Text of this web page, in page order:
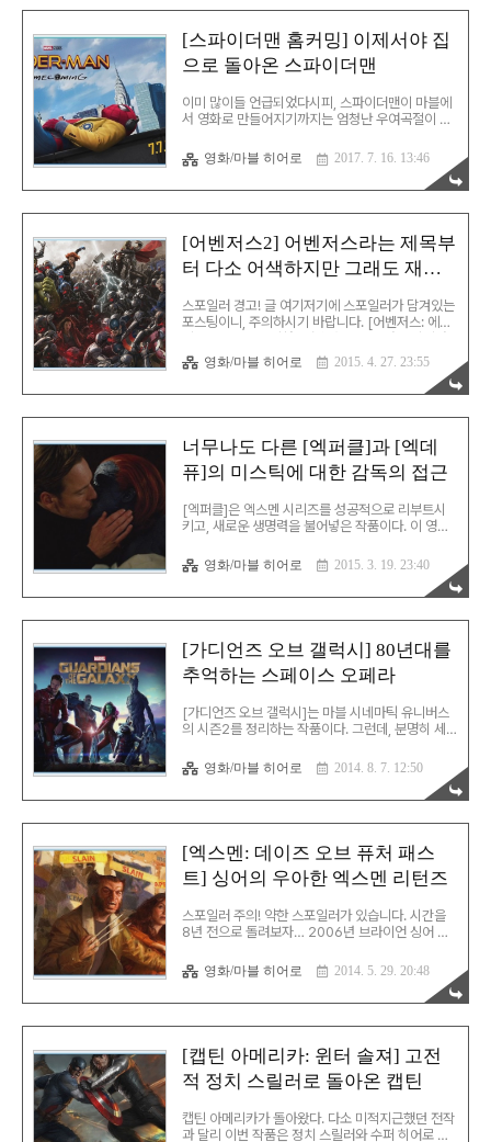
는 킬몽거는 전 세계에서의 흑인의 해방을 꿈꾸고
이를 실현하려 든다. 트찰라의 고민도 비슷한 선상
에 놓여있다. 아프리카의 와칸다가 국제 평화를 위
해 전면에 나서는 것이 더 나은 선택인가. 계속 숨는
리스)를 수석으로 졸업한 수재라는 설정 역시 이러
한 이상의 연장선상에 있다. 이러한 접근은 우리나
라 사람들에게도 많은 생..
[스파이더맨 홈커밍] 이제서야 집
으로 돌아온 스파이더맨
이미 많이들 언급되었다시피, 스파이더맨이 마블에
서 영화로 만들어지기까지는 엄청난 우여곡절이 있
는데만 해도 많은 법정 다툼이 있었고, 이 과정에서
유능한 감독이 떠나는 일도 있었다.소니와 마블 픽
쳐스가 손 잡은 것 역시 [어스파]의 뜨뜻미지근한 평
시리즈는 (샘 레이미, 어스파 모두) 순수한 단독 히
어로물로 구상되어 제작되었다.이에 따라 아직은 미
숙하지만 책임감 강한 고등학생 수퍼 히어로라는 원
작의 코드 중에 살릴 수 없는 부분이 있었다. [스파
주 공략 포인트로 삼았다. 피터 파커는 아직 고등학
생이고, 책임감도 있지만 세상일에는 미숙하다.세상
을 구한답시..
영화/마블 히어로 2017. 7. 16. 13:46
[어벤저스2] 어벤저스라는 제목부
터 다소 어색하지만 그래도 재미
있는…
스포일러 경고! 글 여기저기에 스포일러가 담겨있는
포스팅이니, 주의하시기 바랍니다. [어벤저스: 에이
틱 유니버스의 페이즈2를 사실상 정리[각주:1]하는
영화다. 그런데, 페이즈1의 캐릭터들을 총출동시키
며 서로의 관계를 정리했던 [어벤저스]에 비해서 뭔
른 성격의 캐릭터들이 모여서 티격거려가며 힘을 합
치는 그림 자체였다. 그런데, [어벤저스2]는 그런 거
없이 처음부터 힘을 합치고 시작하다보니 제목 자체
가 뭔가 어색하다. 물론, 이미 힘을 합쳐본 인물들이
또 합치는 게 뭐가 어색하냐면 할 말은 없지만… 이
영화는 기본적으로 [캡틴 아메리카: 윈터 솔져]를 잇
는 영화다. [윈터 솔져]에서 정체가 드러난[각주..
영화/마블 히어로 2015. 4. 27. 23:55
너무나도 다른 [엑퍼클]과 [엑데
퓨]의 미스틱에 대한 감독의 접근
[엑퍼클]은 엑스멘 시리즈를 성공적으로 리부트시
키고, 새로운 생명력을 불어넣은 작품이다. 이 영화
능을 다시 한 번 뽐낸다. 그런데, 이 감독의 영화는
굉장히 재미있으면서도 뭔가 찝찝한 느낌을 버릴 수
가 없다. 다름 아닌, 여성 캐릭터에 대한 접근이 너무
퓨]에서 미스틱에 대한 두 감독의 접근을 보면 뚜렷
하게 볼 수 있다. You're an exquisite creature,
Raven. All your life, the world has tried to
tame you. It's time for you to be free. 넌 아
름다운 피조물이야, 레이븐. 평생 세상이 널 길들이
려고 해왔을 뿐이야. 이..
영화/마블 히어로 2015. 3. 19. 23:40
[가디언즈 오브 갤럭시] 80년대를
추억하는 스페이스 오페라
[가디언즈 오브 갤럭시]는 마블 시네마틱 유니버스
의 시즌2를 정리하는 작품이다. 그런데, 분명히 세
기존 영화들과 뭔가 많이 다르다.기존 시리즈들은,
기본적으로 원톱 히어로물이었던 것에 비해, 이 작
품은 처음부터 팀 전체가 주인공이다.게다가, 주무
인 스페이스 오페라다. 각각의 팀원들이 어떤 과거
와 어떤 상처를 갖고 있는지를 매우 빠르고 간략하
게 묘사하는 부분은 발군이다.이 부분이 간략하게
진행된 덕분에 본문에 해당되는 내용을 충실하게 묘
사할 수 있었다. 이 영화는 기존 세계관 영화에서 느
낄 수 있는 존재론적인 진지한 고민은 덜하다.반면
에 조금 더 가볍고 유쾌하게 볼 수 있는 영화다.또한,
영화의 전체적 코드가..
영화/마블 히어로 2014. 8. 7. 12:50
[엑스멘: 데이즈 오브 퓨처 패스
트] 싱어의 우아한 엑스멘 리턴즈
스포일러 주의! 약한 스포일러가 있습니다. 시간을
8년 전으로 돌려보자… 2006년 브라이언 싱어 감
즈]를 감독한다.이 때 그의 목표는 클래식으로 돌아
가는 것이었다. 이것을 상징적으로 보여주는 것이
바로 오프닝… 그는 [수퍼맨 리턴즈]의 오프닝을 [수
으로써 그점을 명확히 보여줬다. 다시, 현재로 돌아
와서…싱어는 [엑스멘: 데이즈 오브 퓨처 패스트](이
하 엑데퓨)의 오프닝을 [엑스멘](2000)의 그것과
유사하게 구성했다.이 오프닝은 이 영화의 목표를
귀시킨다는 것. 이 영화의 목표는 지난 6편의 [엑스
멘]/[울버린] 시리즈를 하나의 흐름에 연결해 [엑스
영화/마블 히어로 2014. 5. 29. 20:48
[캡틴 아메리카: 윈터 솔져] 고전
적 정치 스릴러로 돌아온 캡틴
캡틴 아메리카가 돌아왔다. 다소 미적지근했던 전작
과 달리 이번 작품은 정치 스릴러와 수퍼 히어로 영